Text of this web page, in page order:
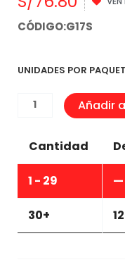
CÓDIGO:G17S
UNIDADES POR
LABIAL
EFECTO
4ML
Añadir
Cantidad
1 - 29 —
30+